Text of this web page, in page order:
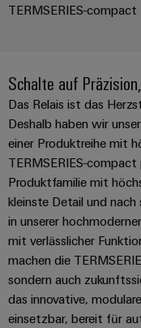
TERMSERIES-compact
Schalte auf
Das Relais ist das
Deshalb haben wir
einer Produktreihe mit
TERMSERIES-
Produktfamilie mit
kleinste Detail und
in unserer
mit verlässlicher
machen die
sondern auch
das innovative,
einsetzbar, bereit für